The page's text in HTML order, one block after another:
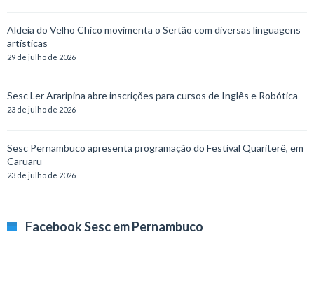
Aldeia do Velho Chico movimenta o Sertão com diversas linguagens
artísticas
29 de julho de 2026
Sesc Ler Araripina abre inscrições para cursos de Inglês e Robótica
23 de julho de 2026
Sesc Pernambuco apresenta programação do Festival Quariterê, em
Caruaru
23 de julho de 2026
Facebook Sesc em Pernambuco